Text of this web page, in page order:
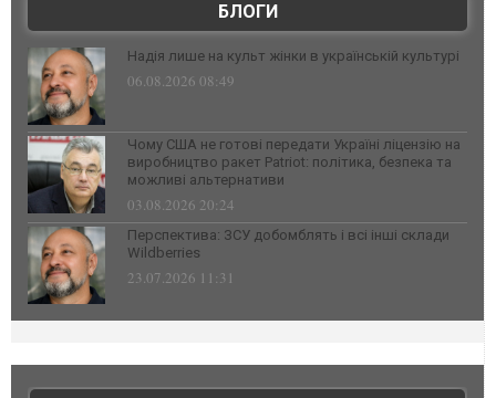
БЛОГИ
Надія лише на культ жінки в українській культурі
06.08.2026 08:49
Чому США не готові передати Україні ліцензію на
виробництво ракет Patriot: політика, безпека та
можливі альтернативи
03.08.2026 20:24
Перспектива: ЗСУ добомблять і всі інші склади
Wildberries
23.07.2026 11:31